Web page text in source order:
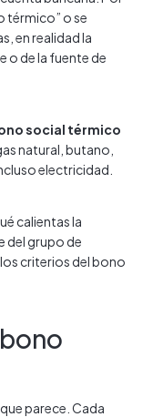
térmico” o se
en realidad la
o de la fuente de
social térmico
natural, butano,
electricidad.
calientas la
del grupo de
criterios del bono
parece. Cada